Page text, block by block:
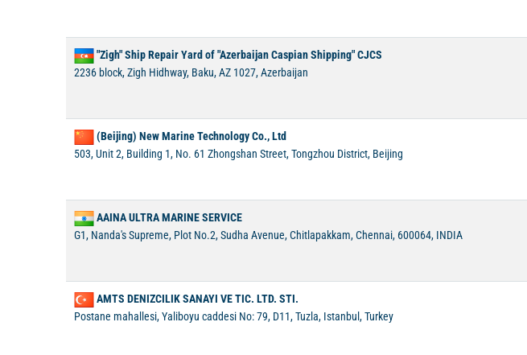
"Zigh" Ship Repair Yard of "Azerbaijan Caspian Shipping" CJCS
2236 block, Zigh Hidhway, Baku, AZ 1027, Azerbaijan
(Beijing) New Marine Technology Co., Ltd
503, Unit 2, Building 1, No. 61 Zhongshan Street, Tongzhou District, Beijing
AAINA ULTRA MARINE SERVICE
G1, Nanda's Supreme, Plot No.2, Sudha Avenue, Chitlapakkam, Chennai, 600064, INDIA
AMTS DENIZCILIK SANAYI VE TIC. LTD. STI.
Postane mahallesi, Yaliboyu caddesi No: 79, D11, Tuzla, Istanbul, Turkey